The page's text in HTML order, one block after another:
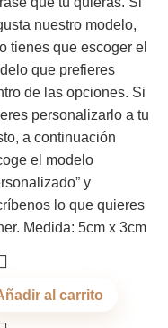
nuestro modelo,
tienes que escoger el
que prefieres
de las opciones. Si
personalizarlo a tu
a continuación
el modelo
y
lo que quieres
Medida: 5cm x 3cm
al carrito